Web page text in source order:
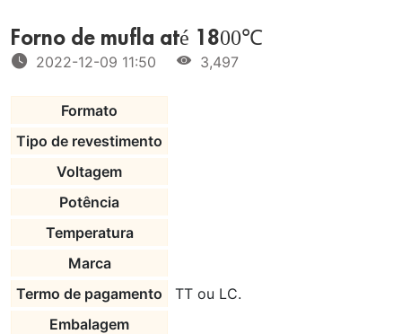
Forno de mufla até 1800℃
2022-12-09 11:50 3,497
Formato
Tipo de revestimento
Voltagem
Potência
Temperatura
Marca
Termo de pagamento
TT ou LC.
Embalagem